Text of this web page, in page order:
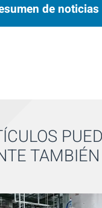
de noticias